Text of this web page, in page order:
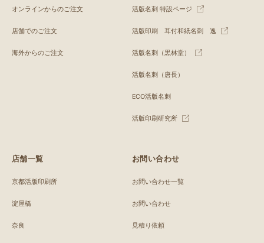
オンラインからのご注文
店舗でのご注文
海外からのご注文
活版名刺 特設ページ
活版印刷 耳付和紙名刺 逸
活版名刺（黒林堂）
活版名刺（唐長）
ECO活版名刺
活版印刷研究所
店舗一覧
京都活版印刷所
淀屋橋
奈良
お問い合わせ
お問い合わせ一覧
お問い合わせ
見積り依頼